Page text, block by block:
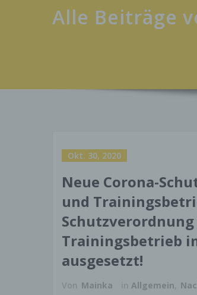
Alle Beiträge
Okt. 30, 2020
Neue Corona-
und
Schutzverordnung
Trainingsbetrieb
ausgesetzt!
Von Mainka in Allgemein,